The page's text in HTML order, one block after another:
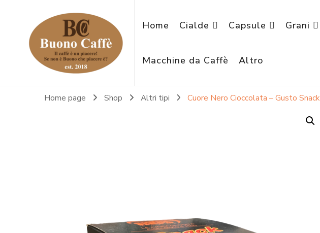
Home Cialde Capsule Grani
Macchine da Caffè Altro
Home page Shop Altri tipi Cuore Nero Cioccolata – Gusto Snack